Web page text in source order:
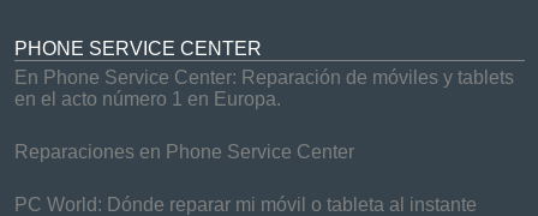
PHONE SERVICE CENTER
En Phone Service Center: Reparación de móviles y tablets
en el acto número 1 en Europa.
Reparaciones en Phone Service Center
PC World: Dónde reparar mi móvil o tableta al instante